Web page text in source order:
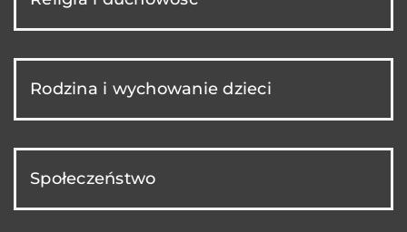
Rodzina i wychowanie dzieci
Społeczeństwo